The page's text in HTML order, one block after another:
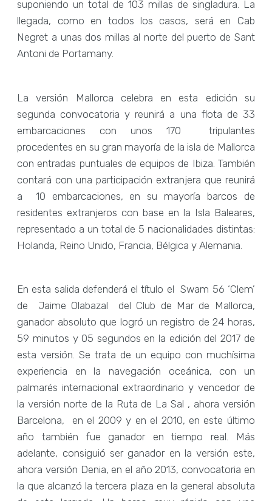
suponiendo un total de 103 millas de singladura. La
llegada, como en todos los casos, será en Cab
Negret a unas dos millas al norte del puerto de Sant
Antoni de Portamany.
La versión Mallorca celebra en esta edición su
segunda convocatoria y reunirá a una flota de 33
embarcaciones con unos 170 tripulantes
procedentes en su gran mayoría de la isla de Mallorca
con entradas puntuales de equipos de Ibiza. También
contará con una participación extranjera que reunirá
a 10 embarcaciones, en su mayoría barcos de
residentes extranjeros con base en la Isla Baleares,
representado a un total de 5 nacionalidades distintas:
Holanda, Reino Unido, Francia, Bélgica y Alemania.
En esta salida defenderá el título el Swam 56 ‘Clem’
de Jaime Olabazal del Club de Mar de Mallorca,
ganador absoluto que logró un registro de 24 horas,
59 minutos y 05 segundos en la edición del 2017 de
esta versión. Se trata de un equipo con muchísima
experiencia en la navegación oceánica, con un
palmarés internacional extraordinario y vencedor de
la versión norte de la Ruta de La Sal , ahora versión
Barcelona, en el 2009 y en el 2010, en este último
año también fue ganador en tiempo real. Más
adelante, consiguió ser ganador en la versión este,
ahora versión Denia, en el año 2013, convocatoria en
la que alcanzó la tercera plaza en la general absoluta